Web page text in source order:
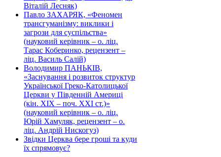
Віталій Лесняк)
Павло ЗАХАРЯК, «Феномен
трансгуманізму: виклики і
загрози для суспільства»
(науковий керівник – о. ліц.
Тарас Коберинко, рецензент –
ліц. Василь Салій)
Володимир ПАНЬКІВ,
«Заснування і розвиток структур
Української Греко-Католицької
Церкви у Південній Америці
(кін. ХІХ – поч. ХХІ ст.)»
(науковий керівник – о. ліц.
Юрій Хамуляк, рецензент – о.
ліц. Андрій Нискогуз)
Звідки Церква бере гроші та куди
їх спрямовує?